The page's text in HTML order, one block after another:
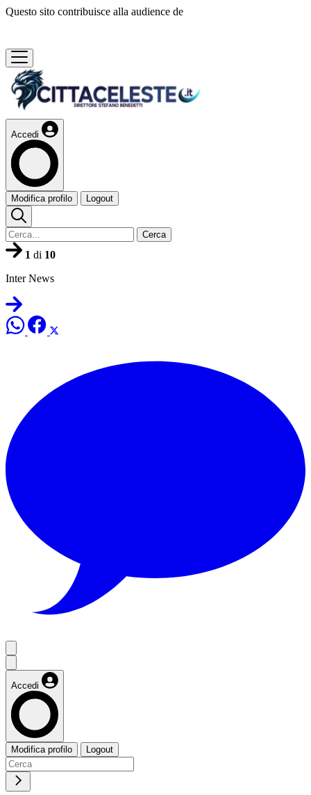
Questo sito contribuisce alla audience de
Accedi
Modifica profilo Logout
Cerca
1 di 10
Inter News
Accedi
Modifica profilo Logout